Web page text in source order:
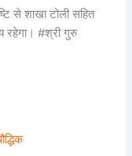
से शाखा टोली सहित
रहेगा। #श्री गुरु